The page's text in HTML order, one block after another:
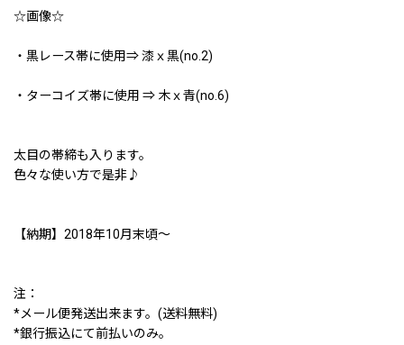
☆画像☆
・黒レース帯に使用⇒ 漆ｘ黒(no.2)
・ターコイズ帯に使用 ⇒ 木ｘ青(no.6)
太目の帯締も入ります。
色々な使い方で是非♪
【納期】2018年10月末頃〜
注：
*メール便発送出来ます。(送料無料)
*銀行振込にて前払いのみ。